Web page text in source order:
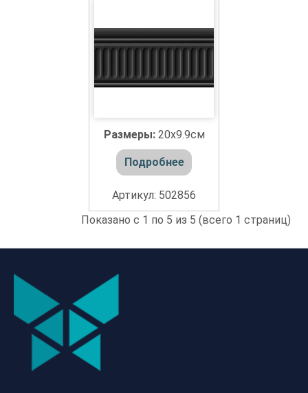
Размеры: 20x9.9см
Подробнее
Артикул: 502856
Показано с 1 по 5 из 5 (всего 1 страниц)